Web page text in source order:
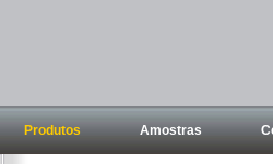
Produtos Amostras